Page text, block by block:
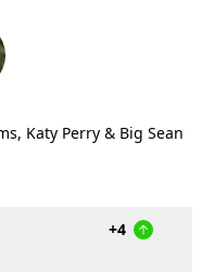
Katy Perry & Big Sean
+4